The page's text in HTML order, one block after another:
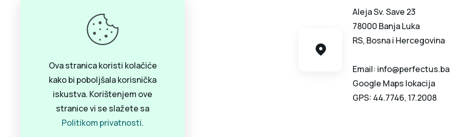
zakažite termin za pregled ili
konsultaciju
+387 65 166 661
+387 51 213 313
Aleja Sv. Save 23
78000 Banja Luka
RS, Bosna i Hercegovina
Email: info@perfectus.ba
Google Maps lokacija
GPS: 44.7746, 17.2008
Ova stranica koristi kolačiće
kako bi poboljšala korisnička
iskustva. Korištenjem ove
stranice vi se slažete sa
Politikom privatnosti.